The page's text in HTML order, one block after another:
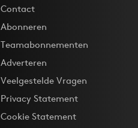
Contact
Abonneren
Teamabonnementen
Adverteren
Veelgestelde Vragen
Privacy Statement
Cookie Statement